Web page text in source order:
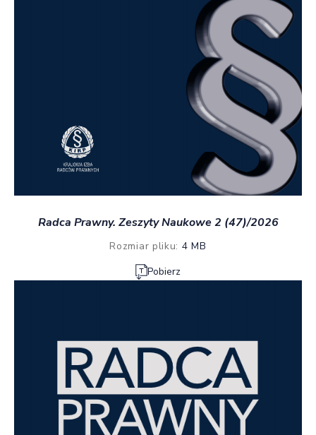
Radca Prawny. Zeszyty Naukowe 2 (47)/2026
Rozmiar pliku: 4 MB
Pobierz